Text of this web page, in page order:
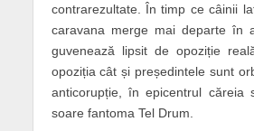
contrarezultate. În timp ce câinii
caravana merge mai departe în
guvenează lipsit de opoziție
opoziția cât și președintele sunt
anticorupție, în epicentrul căreia
soare fantoma Tel Drum.